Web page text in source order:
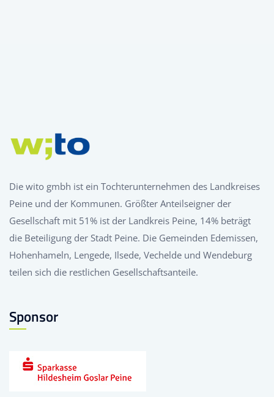
Die wito gmbh ist ein Tochterunternehmen des Landkreises
Peine und der Kommunen. Größter Anteilseigner der
Gesellschaft mit 51% ist der Landkreis Peine, 14% beträgt
die Beteiligung der Stadt Peine. Die Gemeinden Edemissen,
Hohenhameln, Lengede, Ilsede, Vechelde und Wendeburg
teilen sich die restlichen Gesellschaftsanteile.
Sponsor